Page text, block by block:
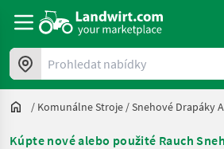
Prohledat nabídky
/ Komunálne Stroje /Snehové Drapáky
Kúpte nové alebo použité Rauch